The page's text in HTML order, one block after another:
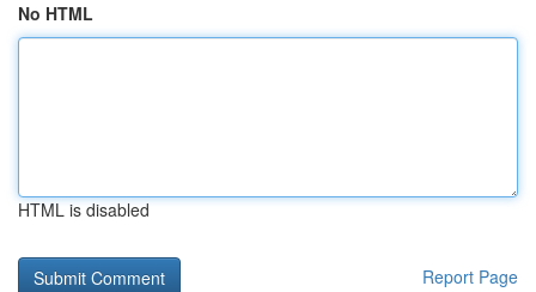
No HTML
HTML is disabled
Report Page